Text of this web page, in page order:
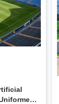
Choque a trilha de absorção do atletismo da tartã, assoalho de alta elasticidade do Gym da tartã da força